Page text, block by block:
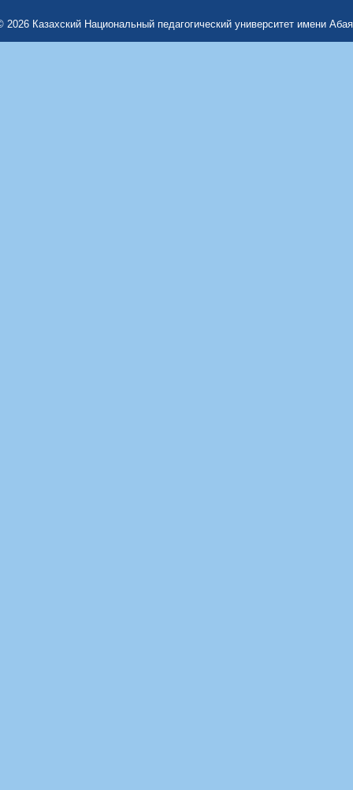
2026 Казахский Национальный педагогический университет имени Абая